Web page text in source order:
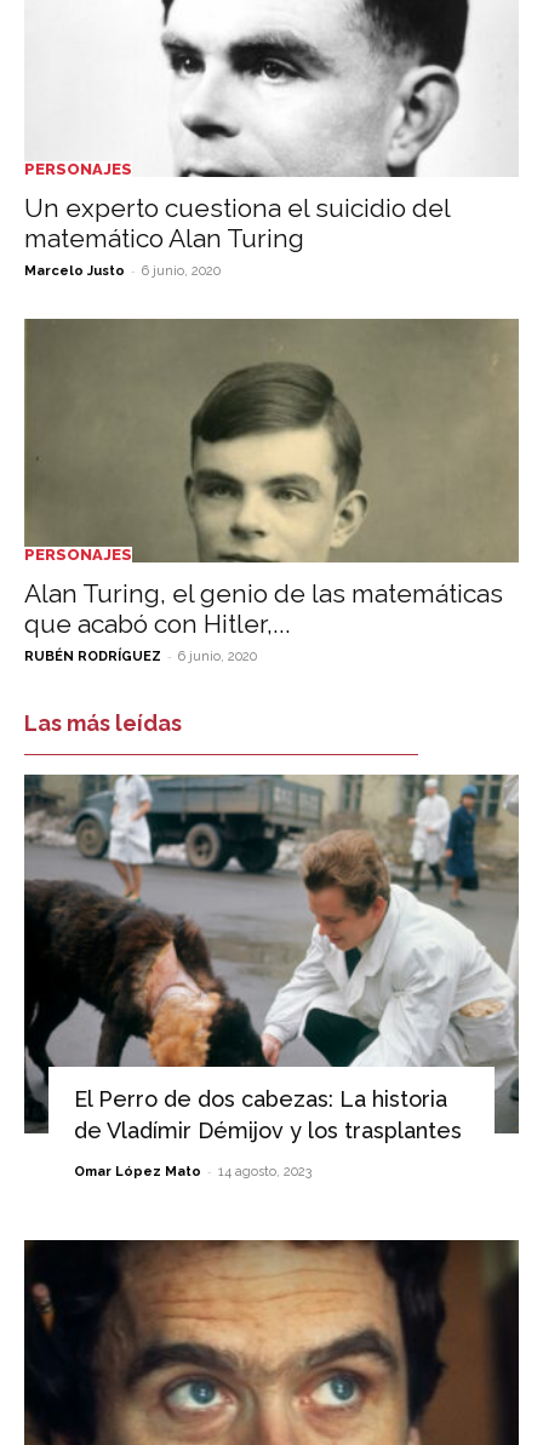
PERSONAJES
Un experto cuestiona el suicidio del
matemático Alan Turing
Marcelo Justo - 6 junio, 2020
PERSONAJES
Alan Turing, el genio de las matemáticas
que acabó con Hitler,...
RUBÉN RODRÍGUEZ - 6 junio, 2020
Las más leídas
El Perro de dos cabezas: La historia
de Vladímir Démijov y los trasplantes
Omar López Mato - 14 agosto, 2023